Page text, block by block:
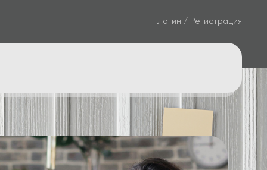
Логин / Регистрация